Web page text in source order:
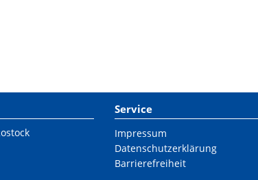
Service
Impressum
Datenschutzerklärung
Barrierefreiheit